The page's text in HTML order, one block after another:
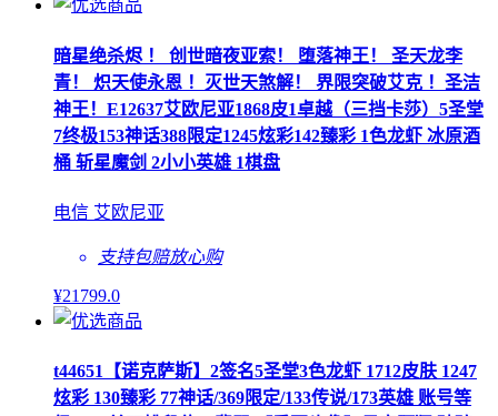
暗星绝杀烬 ！ 创世暗夜亚索！ 堕落神王！ 圣天龙李
青！ 炽天使永恩 ！灭世天煞解！ 界限突破艾克 ！圣洁
神王！E12637艾欧尼亚1868皮1卓越（三挡卡莎）5圣堂
7终极153神话388限定1245炫彩142臻彩 1色龙虾 冰原酒
桶 斩星魔剑 2小小英雄 1棋盘
电信 艾欧尼亚
支持包赔放心购
¥21799.0
t44651【诺克萨斯】2签名5圣堂3色龙虾 1712皮肤 1247
炫彩 130臻彩 77神话/369限定/133传说/173英雄 账号等